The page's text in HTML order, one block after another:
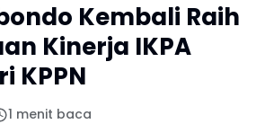
Kembali Raih
Kinerja IKPA
KPPN
1 menit baca